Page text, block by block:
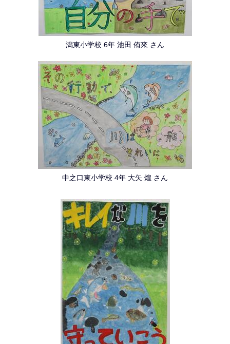
潟東小学校 6年 池田 侑來 さん
中之口東小学校 4年 大矢 煌 さん